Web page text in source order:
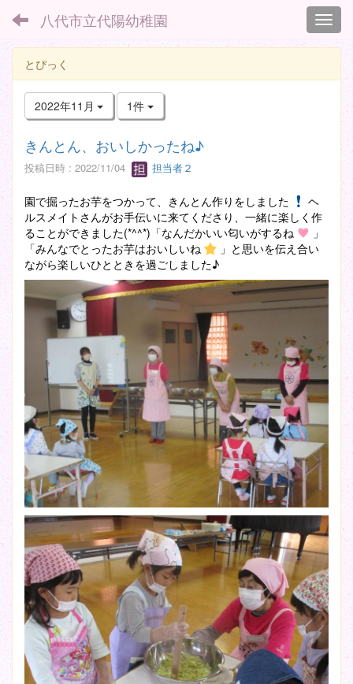
八代市立代陽幼稚園
とぴっく
2022年11月 1件
きんとん、おいしかったね♪
投稿日時 : 2022/11/04 担当者２
園で掘ったお芋をつかって、きんとん作りをしました
ヘ
ルスメイトさんがお手伝いに来てくださり、一緒に楽しく作
ることができました(*^^*)「なんだかいい匂いがするね
」
「みんなでとったお芋はおいしいね
」と思いを伝え合い
ながら楽しいひとときを過ごしました♪